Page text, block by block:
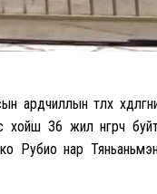
төлөөх
36 жил өнгөрч
Рубио нар